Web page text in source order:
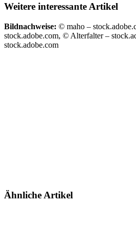
Weitere interessante Artikel
Bildnachweise: © maho –
stock.adobe.com, © Alterfalter –
stock.adobe.com
Ähnliche Artikel